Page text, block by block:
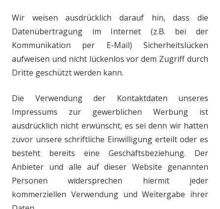
Wir weisen ausdrücklich darauf hin, dass die
Datenübertragung im Internet (z.B. bei der
Kommunikation per E-Mail) Sicherheitslücken
aufweisen und nicht lückenlos vor dem Zugriff durch
Dritte geschützt werden kann.
Die Verwendung der Kontaktdaten unseres
Impressums zur gewerblichen Werbung ist
ausdrücklich nicht erwünscht, es sei denn wir hatten
zuvor unsere schriftliche Einwilligung erteilt oder es
besteht bereits eine Geschäftsbeziehung. Der
Anbieter und alle auf dieser Website genannten
Personen widersprechen hiermit jeder
kommerziellen Verwendung und Weitergabe ihrer